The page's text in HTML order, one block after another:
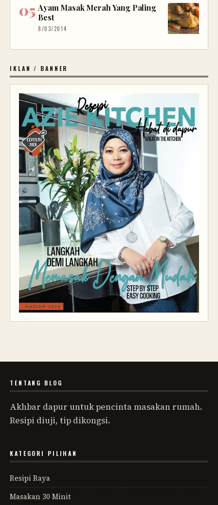
Ayam Masak Merah Yang Paling
Best
8/03/2014
IKLAN / BANNER
TENTANG BLOG
Akhbar dapur untuk pencinta masakan rumah.
Resipi diuji, tip dikongsi.
KATEGORI PILIHAN
Resipi Raya
Masakan 30 Minit